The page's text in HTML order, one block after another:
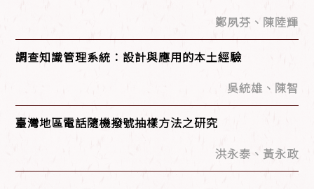
鄭夙芬、陳陸輝
調查知識管理系統：設計與應用的本土經驗
吳統雄、陳智
臺灣地區電話隨機撥號抽樣方法之研究
洪永泰、黃永政